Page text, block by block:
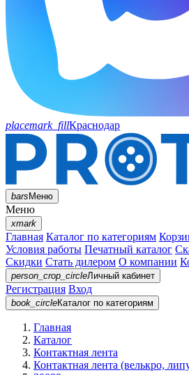
placemark_fillКраснодар
barsМеню
Меню
xmark
Главная Каталог по категориям
Условия работы Печатный каталог
Скидки Стать дилером О компании
person_crop_circleЛичный кабинет
Регистрация Вход
book_circleКаталог по категориям
Главная
Каталог
Контактная лента
Контактная лента (велькро,